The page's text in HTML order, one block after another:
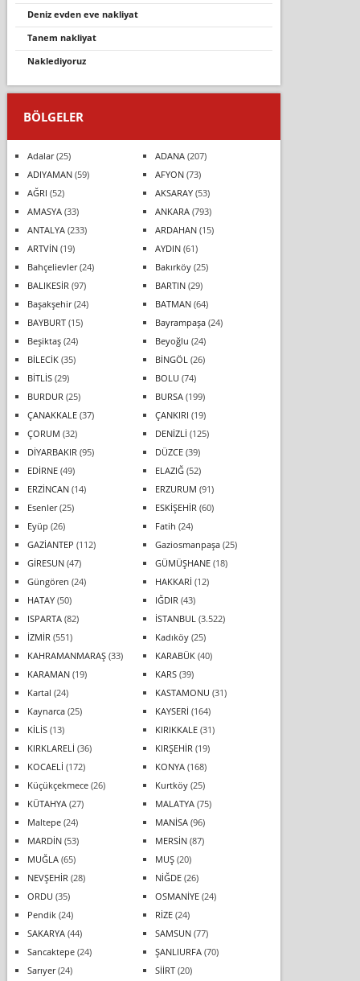
deni̇z evden eve nakliyat
tanem nakliyat
naklediyoruz
BÖLGELER
Adalar(25) ADANA(207)
ADIYAMAN(59) AFYON(73)
AĞRI (52) AKSARAY(53)
AMASYA(33) ANKARA(793)
ANTALYA(233) ARDAHAN(15)
ARTVİN(19) AYDIN(61)
Bahçelievler(24) Bakırköy(25)
BALIKESİR (97) BARTIN(29)
Başakşehir(24) BATMAN(64)
BAYBURT(15) Bayrampaşa(24)
Beşiktaş(24) Beyoğlu (24)
BİLECİK(35) BİNGÖL (26)
BİTLİS(29) BOLU (74)
BURDUR (25) BURSA(199)
ÇANAKKALE(37) ÇANKIRI (19)
ÇORUM (32) DENİZLİ (125)
DİYARBAKIR (95) DÜZCE(39)
EDİRNE(49) ELAZIĞ(52)
ERZİNCAN(14) ERZURUM (91)
Esenler(25) ESKİŞEHİR (60)
Eyüp (26) Fatih (24)
GAZİANTEP (112) Gaziosmanpaşa(25)
GİRESUN(47) GÜMÜŞHANE(18)
Güngören (24) HAKKARİ (12)
HATAY(50) IĞDIR (43)
ISPARTA(82) İSTANBUL (3.522)
İZMİR (551) Kadıköy(25)
KAHRAMANMARAŞ(33) KARABÜK(40)
KARAMAN(19) KARS(39)
Kartal (24) KASTAMONU (31)
Kaynarca(25) KAYSERİ (164)
KİLİS(13) KIRIKKALE(31)
KIRKLARELİ (36) KIRŞEHİR (19)
KOCAELİ (172) KONYA(168)
Küçükçekmece(26) Kurtköy(25)
KÜTAHYA(27) MALATYA(75)
Maltepe(24) MANİSA(96)
MARDİN(53) MERSİN(87)
MUĞLA(65) MUŞ(20)
NEVŞEHİR (28) NİĞDE(26)
ORDU (35) OSMANİYE(24)
Pendik(24) RİZE(24)
SAKARYA(44) SAMSUN(77)
Sancaktepe(24) ŞANLIURFA(70)
Sarıyer(24) SİİRT(20)